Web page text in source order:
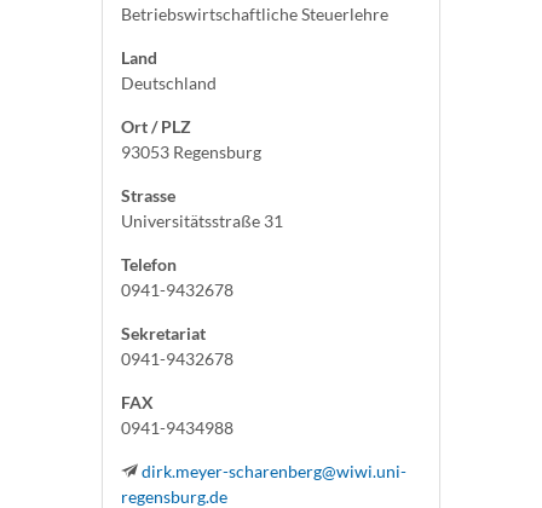
Betriebswirtschaftliche Steuerlehre
Land
Deutschland
Ort / PLZ
93053 Regensburg
Strasse
Universitätsstraße 31
Telefon
0941-9432678
Sekretariat
0941-9432678
FAX
0941-9434988
dirk.meyer-scharenberg@wiwi.uni-
regensburg.de